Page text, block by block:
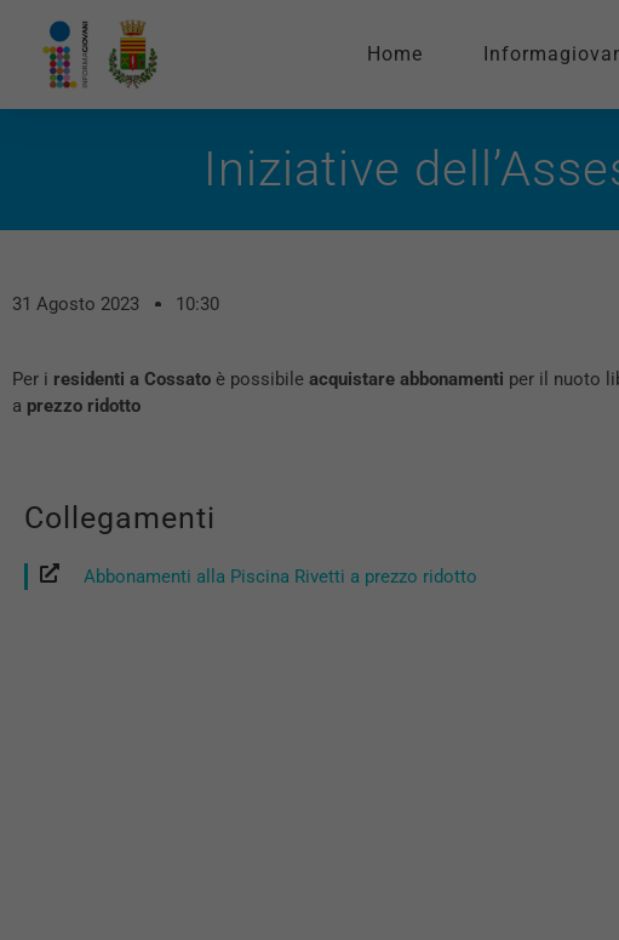
Home
Iniziative
31 Agosto 2023 10:30
Per i residenti a Cossato è possibile acquistare abbonamenti per il nuoto
a prezzo ridotto
Collegamenti
Abbonamenti alla Piscina Rivetti a prezzo ridotto